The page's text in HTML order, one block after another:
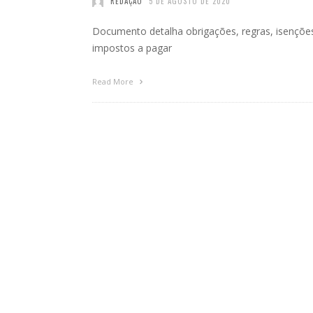
Documento detalha obrigações, regras,
impostos a pagar
Read More